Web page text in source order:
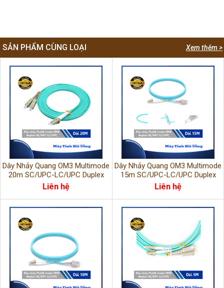
Xem thêm >
SẢN PHẨM CÙNG LOẠI
Dây Nhảy Quang OM3 Multimode
20m SC/UPC-LC/UPC Duplex
LSZH
Liên hệ
Dây Nhảy Quang OM3 Multimode
15m SC/UPC-LC/UPC Duplex
LSHZ
Liên hệ